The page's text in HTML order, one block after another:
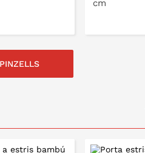
LA CISTELLA
cm